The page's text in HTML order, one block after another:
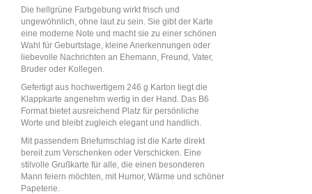
Die hellgrüne Farbgebung wirkt frisch und
ungewöhnlich, ohne laut zu sein. Sie gibt der Karte
eine moderne Note und macht sie zu einer schönen
Wahl für Geburtstage, kleine Anerkennungen oder
liebevolle Nachrichten an Ehemann, Freund, Vater,
Bruder oder Kollegen.
Gefertigt aus hochwertigem 246 g Karton liegt die
Klappkarte angenehm wertig in der Hand. Das B6
Format bietet ausreichend Platz für persönliche
Worte und bleibt zugleich elegant und handlich.
Mit passendem Briefumschlag ist die Karte direkt
bereit zum Verschenken oder Verschicken. Eine
stilvolle Grußkarte für alle, die einen besonderen
Mann feiern möchten, mit Humor, Wärme und schöner
Papeterie.